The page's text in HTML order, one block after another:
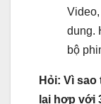
dung.
bộ
Hỏi: Vì sao
lại hợp với